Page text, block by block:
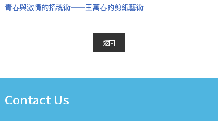
青春與激情的招魂術──王萬春的剪紙藝術
返回
Contact Us